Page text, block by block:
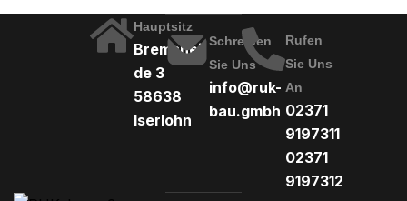
Hauptsitz
Bremshei
de 3
58638
Iserlohn
Schreiben
Sie Uns
info@ruk-
bau.gmbh
Rufen
Sie Uns
An
02371
9197311
02371
9197312